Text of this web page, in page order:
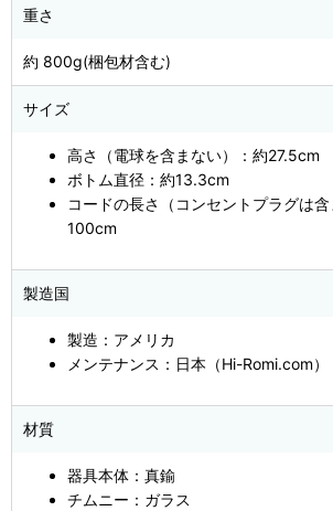
重さ
約 800g(梱包材含む)
サイズ
高さ（電球を含まない）：約27.5cm
ボトム直径：約13.3cm
コードの長さ（コンセントプラグは
100cm
製造国
製造：アメリカ
メンテナンス：日本（Hi-Romi.com）
材質
器具本体：真鍮
チムニー：ガラス